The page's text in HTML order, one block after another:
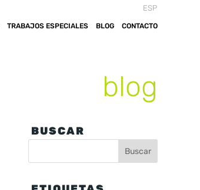
ESP
TRABAJOS ESPECIALES BLOG CONTACTO
blog
BUSCAR